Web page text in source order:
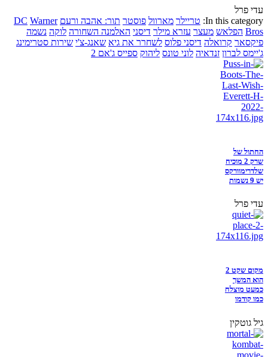
עדי פרל
In this category: טריילר מארוול פוסטר תור: אהבה ורעם DC Warner
Bros הפלאש מעצר עזרא מילר דיסני האלמנה השחורה לוקה נשמה
פיקסאר קרואלה דיסני פלוס לשחרר את גיא שאנג-צ'י שירות סטרימינג
ג'יימס לברון זנדאיה לוני טונס ליהוק ספייס ג'אם 2
החתול של
שרק 2 מוכיח
שלדרימוורקס
יש 9 נשמות
עדי פרל
מקום שקט 2
הוא המשך
כמעט מוצלח
כמו קודמו
גיל גוטקין